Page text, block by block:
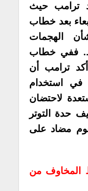
ترامب حيث
بعد خطاب
الهجمات
ففي خطاب
ترامب أن
في استخدام
لاحتضان
حدة التوتر
مضاد على
المخاوف من